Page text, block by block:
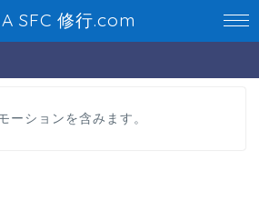
SFC 修行.com
ーションを含みます。